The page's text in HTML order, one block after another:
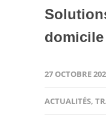
domicile
27 OCTOBRE
ACTUALITÉS,